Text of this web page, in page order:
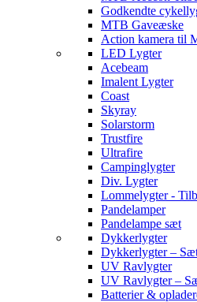
Godkendte
MTB Gaveæske
Action kamera til
LED Lygter
Acebeam
Imalent Lygter
Coast
Skyray
Solarstorm
Trustfire
Ultrafire
Campinglygter
Div. Lygter
Lommelygter -
Pandelamper
Pandelampe sæt
Dykkerlygter
Dykkerlygter –
UV Ravlygter
UV Ravlygter –
Batterier &